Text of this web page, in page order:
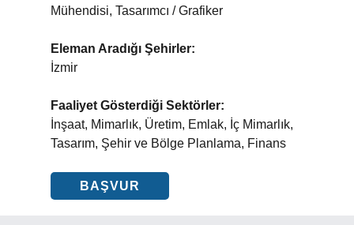
Mühendisi, Tasarımcı / Grafiker
Eleman Aradığı Şehirler:
İzmir
Faaliyet Gösterdiği Sektörler:
İnşaat, Mimarlık, Üretim, Emlak, İç Mimarlık,
Tasarım, Şehir ve Bölge Planlama, Finans
BAŞVUR